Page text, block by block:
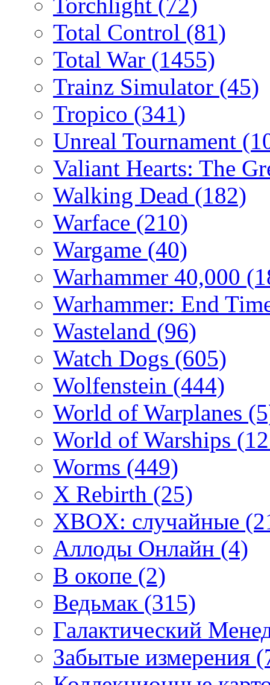
Total Control (81)
Total War (1455)
Trainz Simulator (45)
Tropico (341)
Unreal Tournament
Valiant Hearts: The
Walking Dead (182)
Warface (210)
Wargame (40)
Warhammer 40,000
Warhammer: End
Wasteland (96)
Watch Dogs (605)
Wolfenstein (444)
World of Warplanes
World of Warships
Worms (449)
X Rebirth (25)
XBOX: случайные
Аллоды Онлайн (4)
В окопе (2)
Ведьмак (315)
Галактический
Забытые измерения